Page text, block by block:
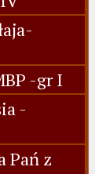
-gr I
-
Pań z